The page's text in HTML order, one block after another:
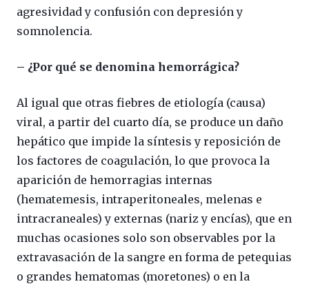
agresividad y confusión con depresión y
somnolencia.
– ¿Por qué se denomina hemorrágica?
Al igual que otras fiebres de etiología (causa)
viral, a partir del cuarto día, se produce un daño
hepático que impide la síntesis y reposición de
los factores de coagulación, lo que provoca la
aparición de hemorragias internas
(hematemesis, intraperitoneales, melenas e
intracraneales) y externas (nariz y encías), que en
muchas ocasiones solo son observables por la
extravasación de la sangre en forma de petequias
o grandes hematomas (moretones) o en la